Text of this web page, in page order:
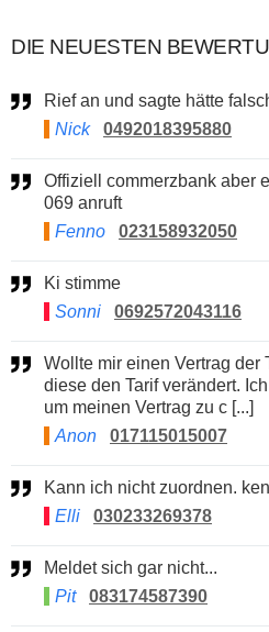
DIE NEUESTEN
Rief an und sagte hätte
Nick
0492018395880
Offiziell commerzbank aber evtl betrug da normalerweise
069 anruft
Fenno
023158932050
Ki stimme
Sonni
0692572043116
Wollte mir einen Vertrag der Telekom andrehen weil
diese den Tarif verändert.
um meinen Vertrag zu c [...]
Anon
017115015007
Kann ich nicht zuordnen.
Elli
030233269378
Meldet sich gar nicht...
Pit
083174587390